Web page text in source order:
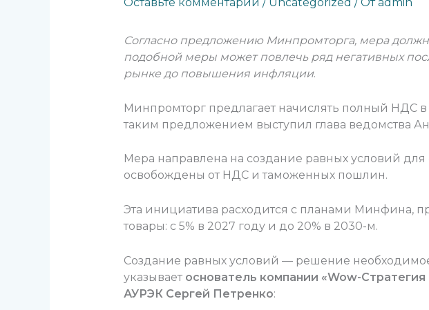
Согласно предложению Минпромторга, мера
подобной меры может повлечь ряд негативных
рынке до повышения инфляции.
Минпромторг предлагает начислять полный НДС
таким предложением выступил глава ведомства
Мера направлена на создание равных условий
освобождены от НДС и таможенных пошлин.
Эта инициатива расходится с планами Минфина,
товары: с 5% в 2027 году и до 20% в 2030-м.
Создание равных условий — решение
указывает основатель компании «Wow-
АУРЭК Сергей Петренко: